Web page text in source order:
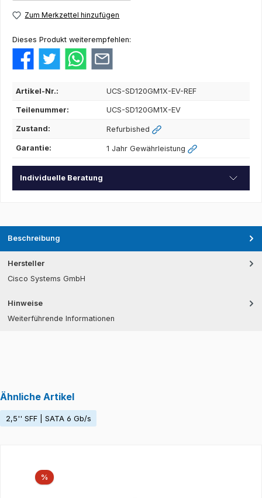
Zum Merkzettel hinzufügen
Dieses Produkt weiterempfehlen:
Artikel-Nr.: UCS-SD120GM1X-EV-REF
Teilenummer: UCS-SD120GM1X-EV
Zustand: Refurbished
Garantie: 1 Jahr Gewährleistung
Individuelle Beratung
Beschreibung
Hersteller
Cisco Systems GmbH
Hinweise
Weiterführende Informationen
Ähnliche Artikel
2,5'' SFF | SATA 6 Gb/s
%Rabatt